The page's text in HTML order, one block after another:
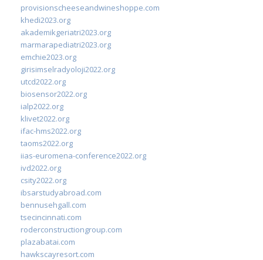
provisionscheeseandwineshoppe.com
khedi2023.org
akademikgeriatri2023.org
marmarapediatri2023.org
emchie2023.org
girisimselradyoloji2022.org
utcd2022.org
biosensor2022.org
ialp2022.org
klivet2022.org
ifac-hms2022.org
taoms2022.org
iias-euromena-conference2022.org
ivd2022.org
csity2022.org
ibsarstudyabroad.com
bennusehgall.com
tsecincinnati.com
roderconstructiongroup.com
plazabatai.com
hawkscayresort.com